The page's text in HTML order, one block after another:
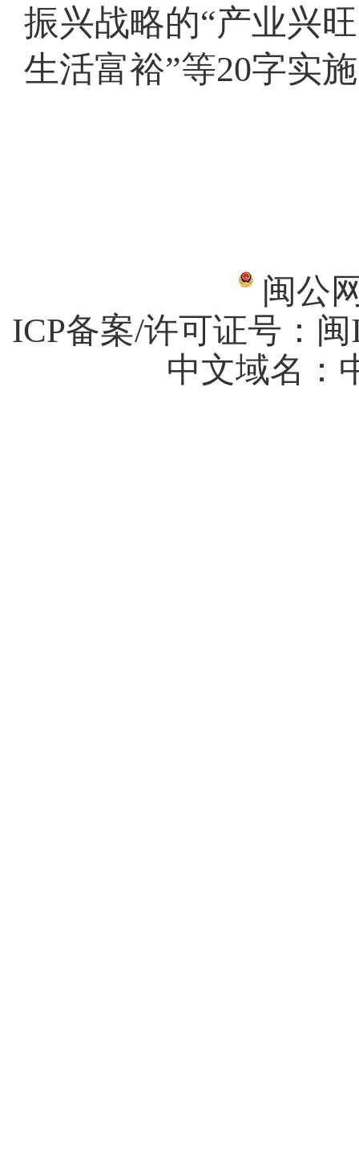
振兴战略的“产业兴
生活富裕”等20字实
闽公
ICP备案/许可证号： 闽
中文域名：